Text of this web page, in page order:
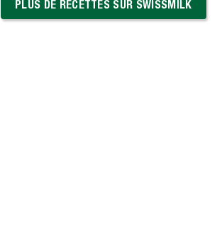
PLUS DE RECETTES SUR SWISSMILK